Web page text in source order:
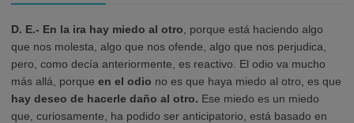
D. E.- En la ira hay miedo al otro , porque está haciendo algo
que nos molesta, algo que nos ofende, algo que nos perjudica,
pero, como decía anteriormente, es reactivo. El odio va mucho
más allá, porque en el odio no es que haya miedo al otro, es que
hay deseo de hacerle daño al otro. Ese miedo es un miedo
que, curiosamente, ha podido ser anticipatorio, está basado en